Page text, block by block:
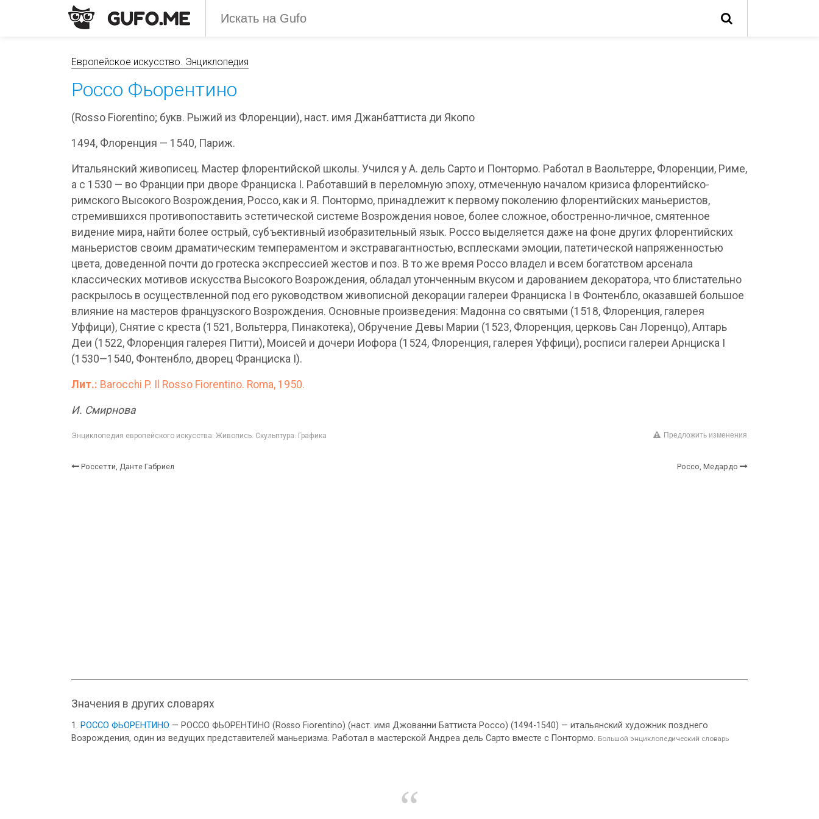
Европейское искусство. Энциклопедия
Россо Фьорентино
(Rosso Fiorentino; букв. Рыжий из Флоренции), наст. имя Джанбаттиста ди Якопо
1494, Флоренция — 1540, Париж.
Итальянский живописец. Мастер флорентийской школы. Учился у А. дель Сарто и Понтормо. Работал в Ваольтерре, Флоренции, Риме,
а с 1530 — во Франции при дворе Франциска I. Работавший в переломную эпоху, отмеченную началом кризиса флорентийско-
римского Высокого Возрождения, Россо, как и Я. Понтормо, принадлежит к первому поколению флорентийских маньеристов,
стремившихся противопоставить эстетической системе Возрождения новое, более сложное, обостренно-личное, смятенное
видение мира, найти более острый, субъективный изобразительный язык. Россо выделяется даже на фоне других флорентийских
маньеристов своим драматическим темпераментом и экстравагантностью, всплесками эмоции, патетической напряженностью
цвета, доведенной почти до гротеска экспрессией жестов и поз. В то же время Россо владел и всем богатством арсенала
классических мотивов искусства Высокого Возрождения, обладал утонченным вкусом и дарованием декоратора, что блистательно
раскрылось в осуществленной под его руководством живописной декорации галереи Франциска I в Фонтенбло, оказавшей большое
влияние на мастеров французского Возрождения. Основные произведения: Мадонна со святыми (1518, Флоренция, галерея
Уффици), Снятие с креста (1521, Вольтерра, Пинакотека), Обручение Девы Марии (1523, Флоренция, церковь Сан Лоренцо), Алтарь
Деи (1522, Флоренция галерея Питти), Моисей и дочери Иофора (1524, Флоренция, галерея Уффици), росписи галереи Арнциска I
(1530—1540, Фонтенбло, дворец Франциска I).
Лит.: Barocchi P. Il Rosso Fiorentino. Roma, 1950.
И. Смирнова
Энциклопедия европейского искусства: Живопись. Скульптура. Графика Предложить изменения
Россетти, Данте Габриел Россо, Медардо
Значения в других словарях
РОССО ФЬОРЕНТИНО — РОССО ФЬОРЕНТИНО (Rosso Fiorentino) (наст. имя Джованни Баттиста Россо) (1494-1540) — итальянский художник позднего
Возрождения, один из ведущих представителей маньеризма. Работал в мастерской Андреа дель Сарто вместе с Понтормо. Большой энциклопедический словарь